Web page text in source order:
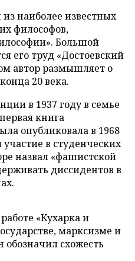
из наиболее известных
философов,
Большой
его труд «Достоевский
автор размышляет о
20 века.
в 1937 году в семье
книга
опубликовала в 1968
в студенческих
назвал «фашистской
диссидентов в
«Кухарка и
марксизме и
схожесть